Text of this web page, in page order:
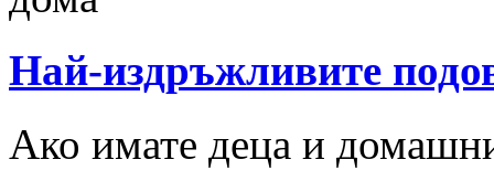
Най-издръжливите
Ако имате деца и